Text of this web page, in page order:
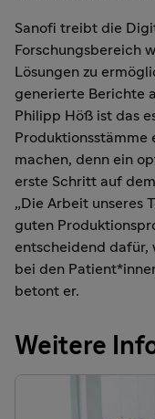
Sanofi treibt die
Forschungsbereich
Lösungen zu
generierte Berichte
Philipp Höß ist das
Produktionsstämme
machen, denn ein
erste Schritt auf
„Die Arbeit unseres
guten
entscheidend dafür,
bei den
betont er.
Weitere